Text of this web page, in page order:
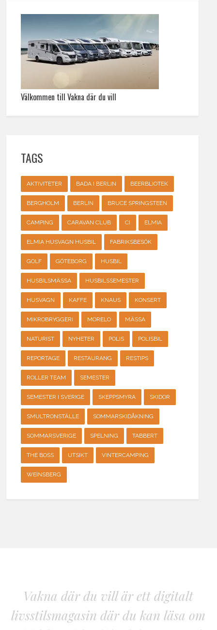
Välkommen till Vakna där du vill
TAGS
AKTIVITETER BADA I BERLIN BEERBLIOTEK
BERGHOLM BERLIN BRUCE SPRINGSTEEN
CAMPING CARAVAN CLUB CI ELMIA
ELMIA HUSVAGN HUSBIL FABRIKSBESÖK
GOLF GÖTEBORG HUSBIL
HUSBILSMÄSSA HUSBILSSEMESTER
HUSVAGN KAFFE KNAUS KONSERT
MIKROBRYGGERI MORELO MÄSSA
NATURIST NYHETER POLIS POLISBIL
REPORTAGE RESTAURANG RESTIPS
ROLLER TEAM SEMESTER
SEMESTER I SVERIGE SKEPPSMYRA SKIDOR
SMULTRONSTÄLLE SOMMARSKIDÅKNING
SOMMARSVERIGE SPELNING TABBERT
THE BOSS UTSIKT VINTERCAMPING
WEINSBERG
Vakna där du vill är ett digitalt
livsstilsmagasin där du kan läsa om